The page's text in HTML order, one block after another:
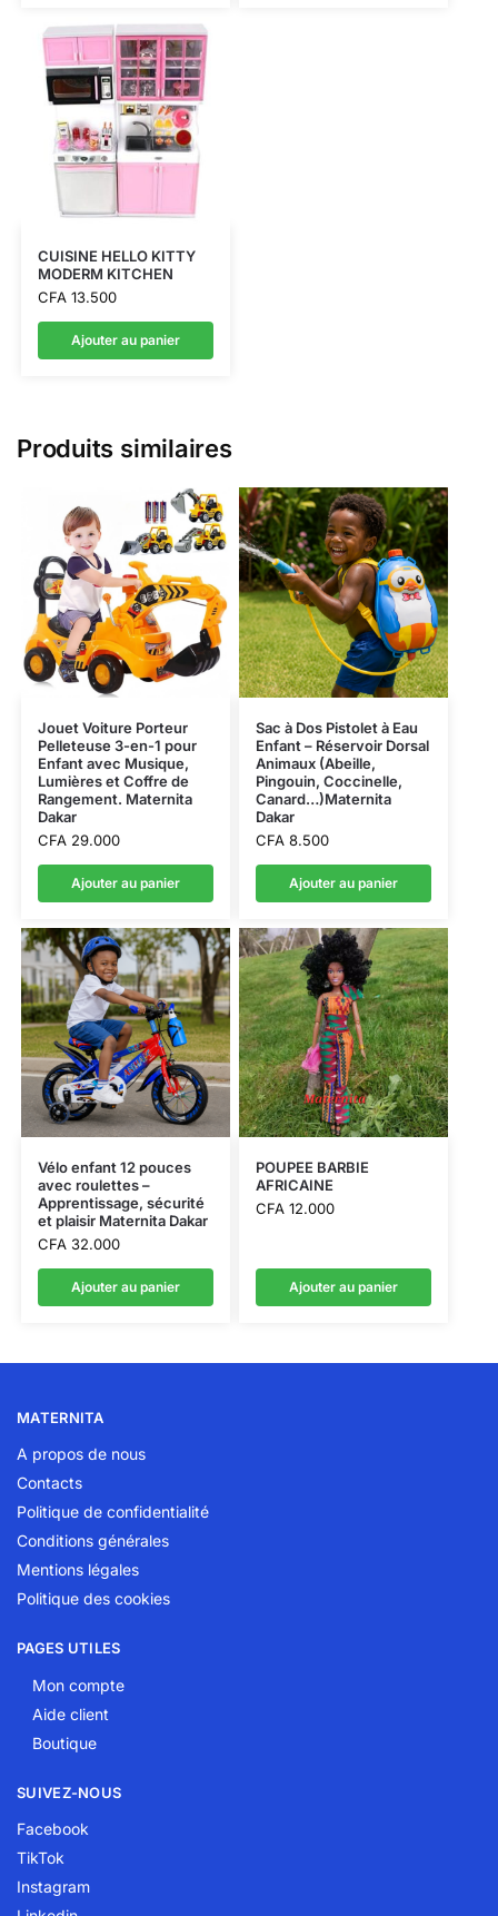
CUISINE HELLO KITTY
MODERM KITCHEN
CFA13.500
Ajouter au panier
Produits similaires
Jouet Voiture Porteur
Pelleteuse 3-en-1 pour
Enfant avec Musique,
Lumières et Coffre de
Rangement. Maternita
Dakar
CFA29.000
Ajouter au panier
Sac à Dos Pistolet à Eau
Enfant – Réservoir Dorsal
Animaux (Abeille,
Pingouin, Coccinelle,
Canard…)Maternita
Dakar
CFA8.500
Ajouter au panier
Vélo enfant 12 pouces
avec roulettes –
Apprentissage, sécurité
et plaisir Maternita Dakar
CFA32.000
Ajouter au panier
POUPEE BARBIE
AFRICAINE
CFA12.000
Ajouter au panier
MATERNITA
A propos de nous
Contacts
Politique de confidentialité
Conditions générales
Mentions légales
Politique des cookies
PAGES UTILES
Mon compte
Aide client
Boutique
SUIVEZ-NOUS
Facebook
TikTok
Instagram